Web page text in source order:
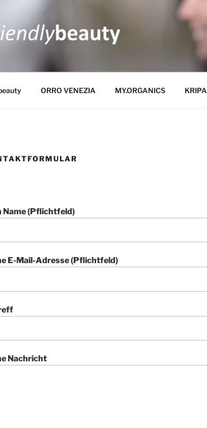
ORRO VENEZIA MY.ORGANICS KRIPA
Name (Pflichtfeld)
E-Mail-Adresse (Pflichtfeld)
Nachricht